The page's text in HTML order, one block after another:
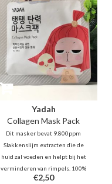
Yadah
Collagen Mask Pack
Dit masker bevat 9.800ppm
Slakkenslijm extracten die de
huid zal voeden en helpt bij het
verminderen van rimpels. 100%
biologische katoen maakt dit
€2,50